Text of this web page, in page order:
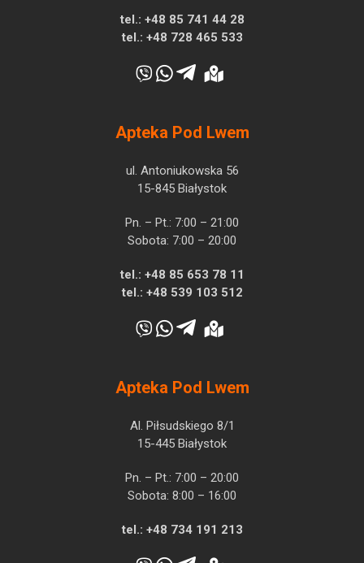
tel.: +48 85 741 44 28
tel.: +48 728 465 533
Apteka Pod Lwem
ul. Antoniukowska 56
15-845 Białystok
Pn. – Pt.: 7:00 – 21:00
Sobota: 7:00 – 20:00
tel.: +48 85 653 78 11
tel.: +48 539 103 512
Apteka Pod Lwem
Al. Piłsudskiego 8/1
15-445 Białystok
Pn. – Pt.: 7:00 – 20:00
Sobota: 8:00 – 16:00
tel.: +48 734 191 213